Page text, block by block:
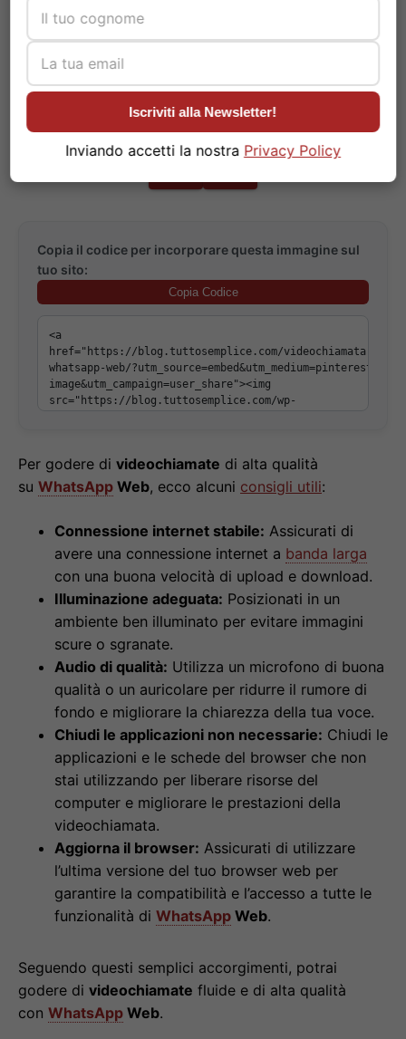
Effettuare videochiamate tramite
WhatsApp
comunicazione da desktop e laptop.
Copia il codice per incorporare questa immagine sul
tuo sito:
Copia Codice
Per godere di videochiamate di alta qualità
su WhatsApp Web, ecco alcuni consigli utili:
Connessione internet stabile: Assicurati di
avere una connessione internet a banda larga
con una buona velocità di upload e download.
Illuminazione adeguata: Posizionati in un
ambiente ben illuminato per evitare immagini
scure o sgranate.
Audio di qualità: Utilizza un microfono di buona
qualità o un auricolare per ridurre il rumore di
fondo e migliorare la chiarezza della tua voce.
Chiudi le applicazioni non necessarie: Chiudi le
applicazioni e le schede del browser che non
stai utilizzando per liberare risorse del
computer e migliorare le prestazioni della
videochiamata.
Aggiorna il browser: Assicurati di utilizzare
l’ultima versione del tuo browser web per
garantire la compatibilità e l’accesso a tutte le
funzionalità di WhatsApp Web.
Seguendo questi semplici accorgimenti, potrai
godere di videochiamate fluide e di alta qualità
con WhatsApp Web.
Iscriviti alla Newsletter!
Inviando accetti la nostra Privacy Policy